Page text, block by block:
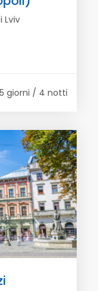
Lviv
5 giorni / 4 notti